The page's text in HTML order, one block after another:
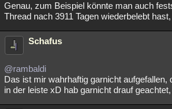
Genau, zum Beispiel könnte man auch
Thread nach 3911 Tagen wiederbelebt hast,
Schafus
@rambaldi
Das ist mir wahrhaftig garnicht aufgefallen,
in der leiste xD hab garnicht drauf